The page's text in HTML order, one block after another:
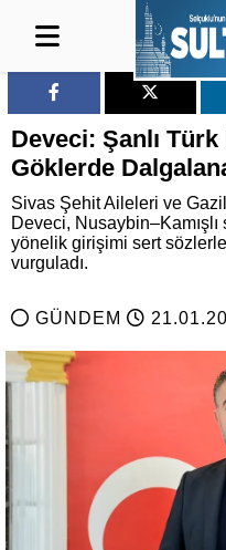
Deveci: Şanlı
Göklerde
Sivas Şehit Aileleri ve
Deveci, Nusaybin–Kamışlı
yönelik girişimi sert sözlerle
vurguladı.
GÜNDEM